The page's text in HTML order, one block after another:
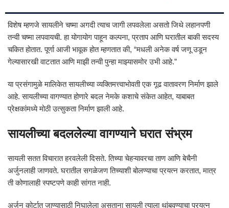
विशेष म्हणजे सायलीने चष्मा अगदी त्याच जागी लपवलेला असतो जिथे लहानपणी
तन्वी चष्मा लपवायची. हा योगायोग पाहून कल्पना, प्रताप आणि घरातील बाकी सदस्य
चकित होतात. पूर्णा आजी भावूक होत म्हणतात की, “मधली अनेक वर्ष जणू उडून
गेल्यासारखी वाटतात आणि माझी तन्वी पुन्हा माझ्यासमोर उभी आहे.”
या प्रसंगामुळे मालिकेत सायलीच्या व्यक्तिमत्त्वाभोवती एक गूढ वातावरण निर्माण झाले
आहे. सायलीच्या वागण्यात होणारे बदल नेमके कशाचे संकेत आहेत, याबाबत
प्रेक्षकांमध्ये मोठी उत्सुकता निर्माण झाली आहे.
सायलीच्या बदललेल्या वागण्याने घरात संभ्रम
सायली सतत विचारात हरवलेली दिसते. तिच्या चेहऱ्यावरचा ताण आणि बेचैनी
अर्जुनलाही जाणवते. घरातील सगळेजण तिच्याशी बोलण्याचा प्रयत्न करतात, मात्र
ती कोणालाही स्पष्टपणे काही सांगत नाही.
अर्जुन कोर्टात जाण्यासाठी निघालेला असताना सायली त्याला थांबवण्याचा प्रयत्न